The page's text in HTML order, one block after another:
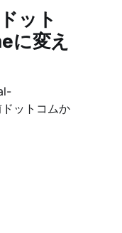
ット
に変え
ットコムか